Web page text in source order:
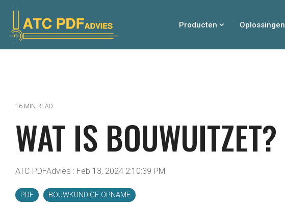
Skip
main
content.
Producten Oplossingen
16 MIN READ
WAT IS BOUWUITZET?
ATC-PDFAdvies : Feb 13, 2024 2:10:39 PM
PDF BOUWKUNDIGE OPNAME